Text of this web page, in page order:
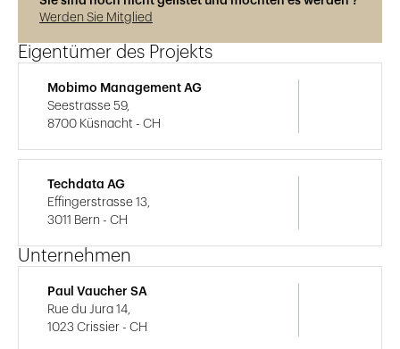
Werden Sie Mitglied
Eigentümer des Projekts
Mobimo Management AG
Seestrasse 59,
8700 Küsnacht - CH
Techdata AG
Effingerstrasse 13,
3011 Bern - CH
Unternehmen
Paul Vaucher SA
Rue du Jura 14,
1023 Crissier - CH